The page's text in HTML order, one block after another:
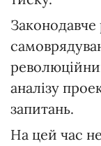
аналізу
запитань.
На цей час